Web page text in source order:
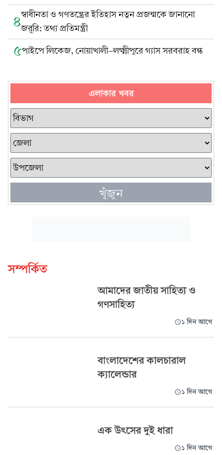
৪স্বাধীনতা ও গণতন্ত্রের ইতিহাস নতুন প্রজন্মকে জানানো
জরুরি: তথ্য প্রতিমন্ত্রী
৫পাইপে লিকেজ, নোয়াখালী-লক্ষ্মীপুরে গ্যাস সরবরাহ বন্ধ
এলাকার খবর
খুঁজুন
সম্পর্কিত
আমাদের জাতীয় সাহিত্য ও
গণসাহিত্য
১ দিন আগে
বাংলাদেশের কালচারাল
ক্যালেন্ডার
১ দিন আগে
এক উৎসের দুই ধারা
১ দিন আগে